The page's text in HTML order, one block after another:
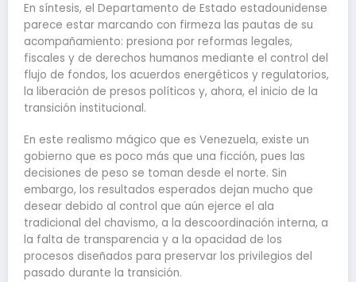
En síntesis, el Departamento de Estado estadounidense
parece estar marcando con firmeza las pautas de su
acompañamiento: presiona por reformas legales,
fiscales y de derechos humanos mediante el control del
flujo de fondos, los acuerdos energéticos y regulatorios,
la liberación de presos políticos y, ahora, el inicio de la
transición institucional.
En este realismo mágico que es Venezuela, existe un
gobierno que es poco más que una ficción, pues las
decisiones de peso se toman desde el norte. Sin
embargo, los resultados esperados dejan mucho que
desear debido al control que aún ejerce el ala
tradicional del chavismo, a la descoordinación interna, a
la falta de transparencia y a la opacidad de los
procesos diseñados para preservar los privilegios del
pasado durante la transición.